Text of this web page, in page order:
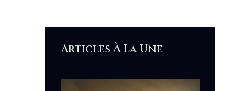
Articles À La Une